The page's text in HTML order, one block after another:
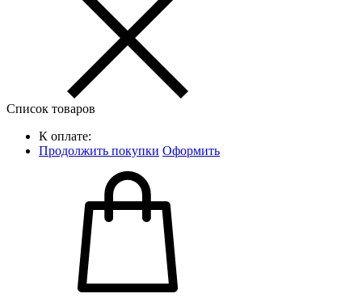
Список товаров
К оплате:
Продолжить покупки Оформить